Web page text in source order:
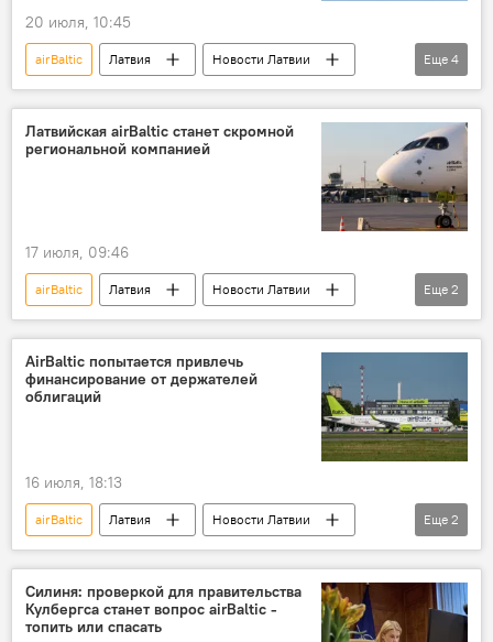
20 июля, 10:45
airBaltic Латвия
Новости Латвии
Новости политики Латвии
Новости экономики Латвии
Рихардс Козловскис
Еще 4
Латвийская airBaltic станет скромной
региональной компанией
17 июля, 09:46
airBaltic Латвия
Новости Латвии
Новости экономики Латвии
Рихардс Козловскис
Еще 2
AirBaltic попытается привлечь
финансирование от держателей
облигаций
16 июля, 18:13
airBaltic Латвия
Новости Латвии
Новости экономики Латвии
финансирование
Еще 2
Силиня: проверкой для правительства
Кулбергса станет вопрос airBaltic -
топить или спасать